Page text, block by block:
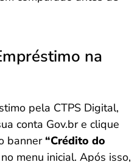
na
pela CTPS Digital,
conta Gov.br e clique
banner“Crédito do
menu inicial. Após isso,